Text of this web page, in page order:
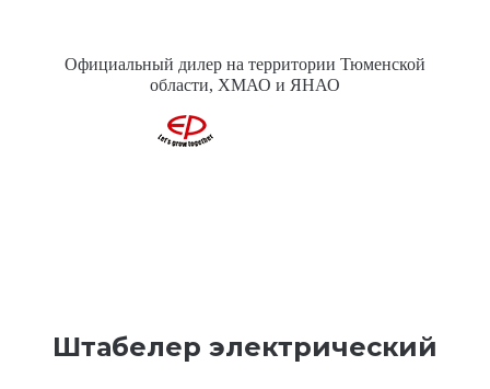
Официальный дилер на территории Тюменской
области, ХМАО и ЯНАО
Штабелер электрический